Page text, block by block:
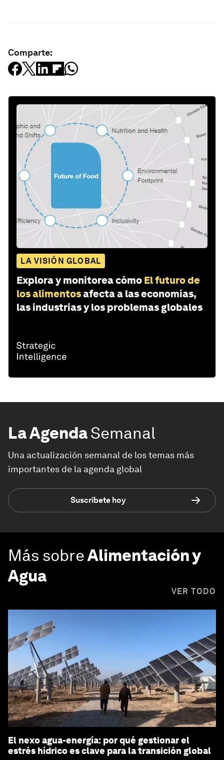
Comparte:
LA VISIÓN GLOBAL
Explora y monitorea cómo El futuro de
los alimentosafecta a las economías,
las industrias y los problemas globales
La AgendaSemanal
Una actualización semanal de los temas más
importantes de la agenda global
Suscríbete hoy
Más sobreAlimentación y
Agua
VER TODO
El nexo agua-energía: por qué gestionar el
estrés hídrico es clave para la transición global